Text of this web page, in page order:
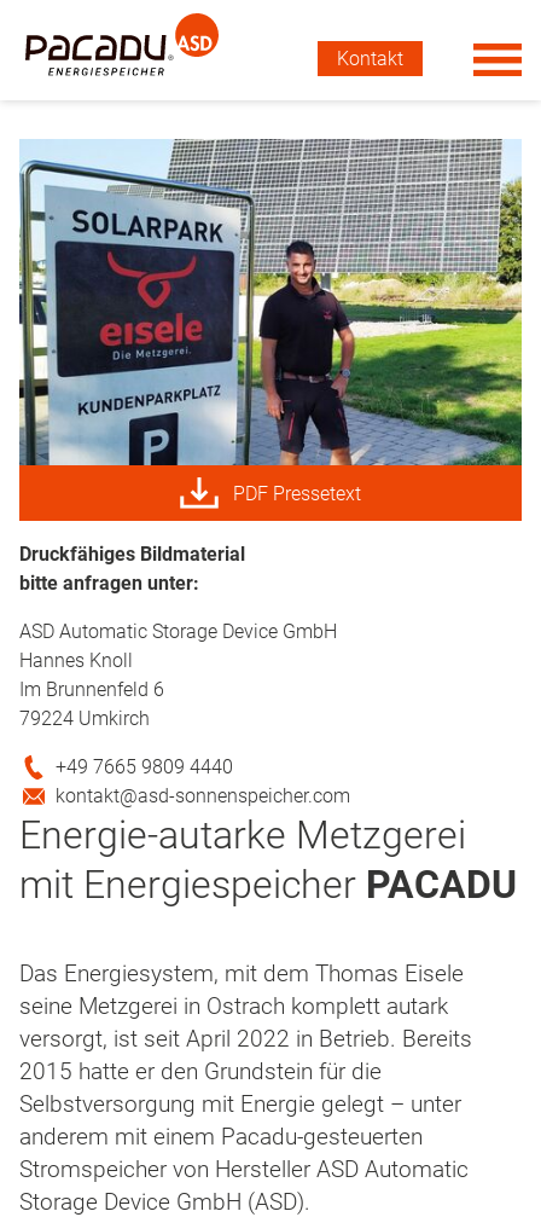
Kontakt
PDF Pressetext
Druckfähiges Bildmaterial
bitte anfragen unter:
ASD Automatic Storage Device GmbH
Hannes Knoll
Im Brunnenfeld 6
79224 Umkirch
+49 7665 9809 4440
kontakt@asd-sonnenspeicher.com
Energie-autarke Metzgerei
mit Energiespeicher PACADU
Das Energiesystem, mit dem Thomas Eisele
seine Metzgerei in Ostrach komplett autark
versorgt, ist seit April 2022 in Betrieb. Bereits
2015 hatte er den Grundstein für die
Selbstversorgung mit Energie gelegt – unter
anderem mit einem Pacadu-gesteuerten
Stromspeicher von Hersteller ASD Automatic
Storage Device GmbH (ASD).